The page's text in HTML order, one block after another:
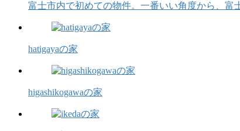
富士市内で初めての物件。一番いい角度から、富
hatigayaの家
higashikogawaの家